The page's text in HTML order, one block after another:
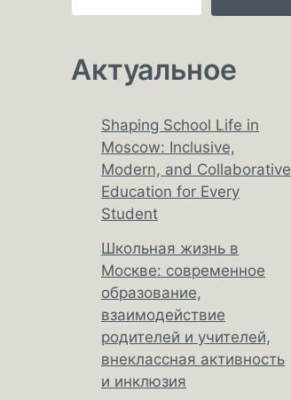
Актуальное
Shaping School Life in
Moscow: Inclusive,
Modern, and Collaborative
Education for Every
Student
Школьная жизнь в
Москве: современное
образование,
взаимодействие
родителей и учителей,
внеклассная активность
и инклюзия